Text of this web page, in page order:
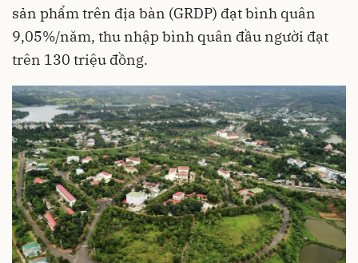
sản phẩm trên địa bàn (GRDP) đạt bình quân
9,05%/năm, thu nhập bình quân đầu người đạt
trên 130 triệu đồng.